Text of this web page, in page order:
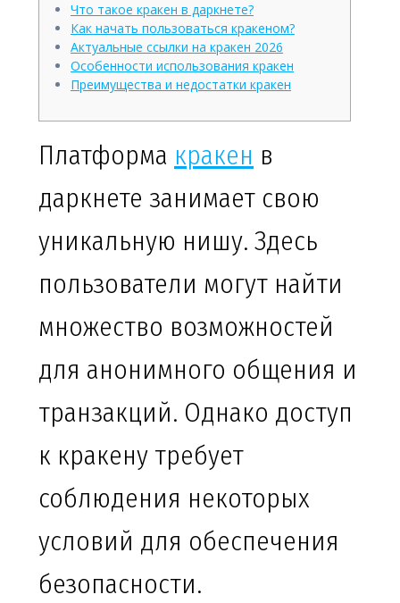
Что такое кракен в даркнете?
Как начать пользоваться кракеном?
Актуальные ссылки на кракен 2026
Особенности использования кракен
Преимущества и недостатки кракен
Платформа кракен в
даркнете занимает свою
уникальную нишу. Здесь
пользователи могут найти
множество возможностей
для анонимного общения и
транзакций. Однако доступ
к кракену требует
соблюдения некоторых
условий для обеспечения
безопасности.